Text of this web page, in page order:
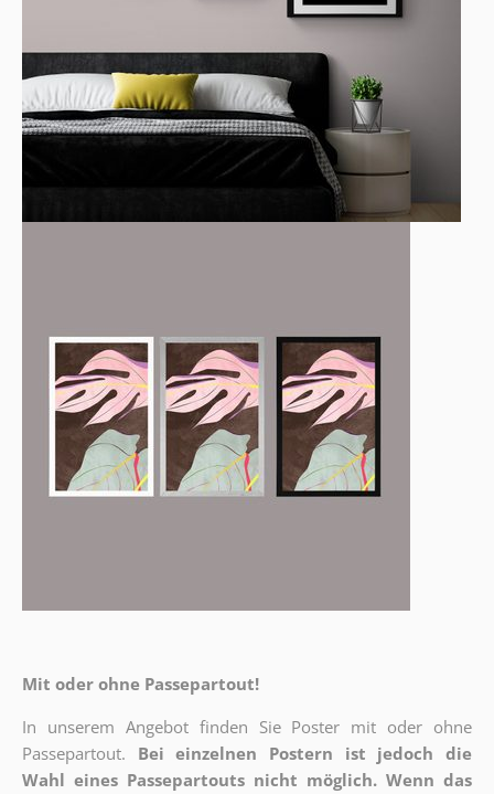
Mit oder ohne Passepartout!
In unserem Angebot finden Sie Poster mit oder ohne
Passepartout.
Bei einzelnen Postern ist jedoch die
Wahl eines Passepartouts nicht möglich. Wenn das